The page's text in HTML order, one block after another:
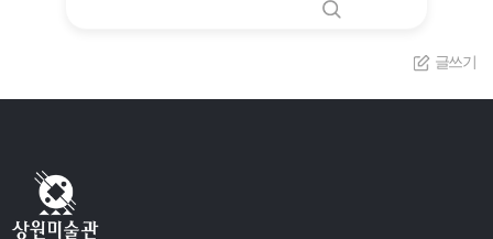
글쓰기